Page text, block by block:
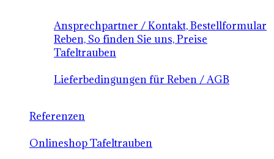
Ansprechpartner / Kontakt, Bestellformular
Reben, So finden Sie uns, Preise
Tafeltrauben
Lieferbedingungen für Reben / AGB
Referenzen
Onlineshop Tafeltrauben